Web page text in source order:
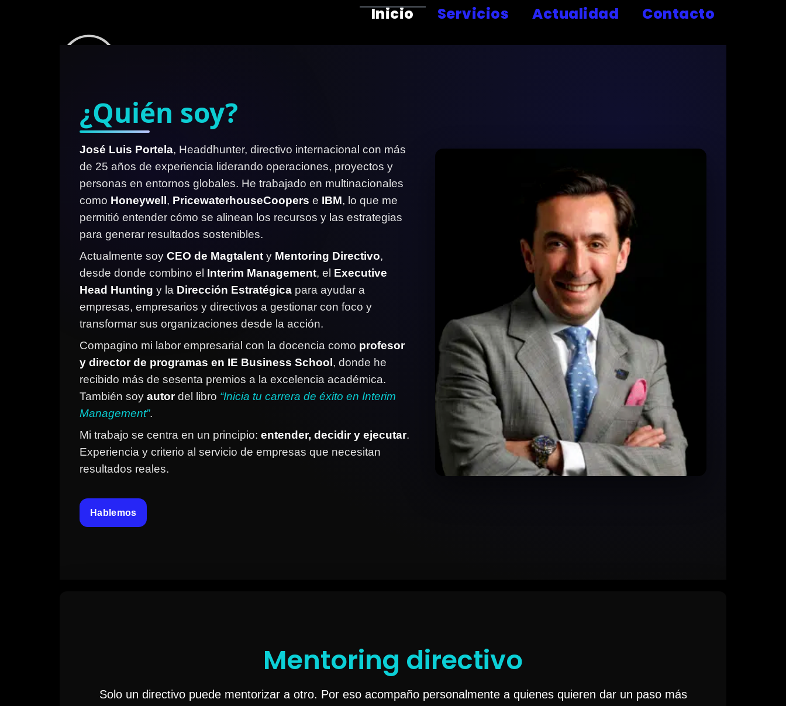
contenido
Inicio Servicios Actualidad Contacto
¿Quién soy?
José Luis Portela, Headdhunter, directivo internacional con más
de 25 años de experiencia liderando operaciones, proyectos y
personas en entornos globales. He trabajado en multinacionales
como Honeywell , PricewaterhouseCoopers e IBM, lo que me
permitió entender cómo se alinean los recursos y las estrategias
para generar resultados sostenibles.
Actualmente soy CEO de Magtalent y Mentoring Directivo,
desde donde combino el Interim Management, el Executive
Head Hunting y la Dirección Estratégica para ayudar a
empresas, empresarios y directivos a gestionar con foco y
transformar sus organizaciones desde la acción.
Compagino mi labor empresarial con la docencia como profesor
y director de programas en IE Business School , donde he
recibido más de sesenta premios a la excelencia académica.
También soy autordel libro “Inicia tu carrera de éxito en Interim
Management”.
Mi trabajo se centra en un principio: entender, decidir y ejecutar.
Experiencia y criterio al servicio de empresas que necesitan
resultados reales.
Hablemos
Mentoring directivo
Solo un directivo puede mentorizar a otro. Por eso acompaño personalmente a quienes quieren dar un paso más